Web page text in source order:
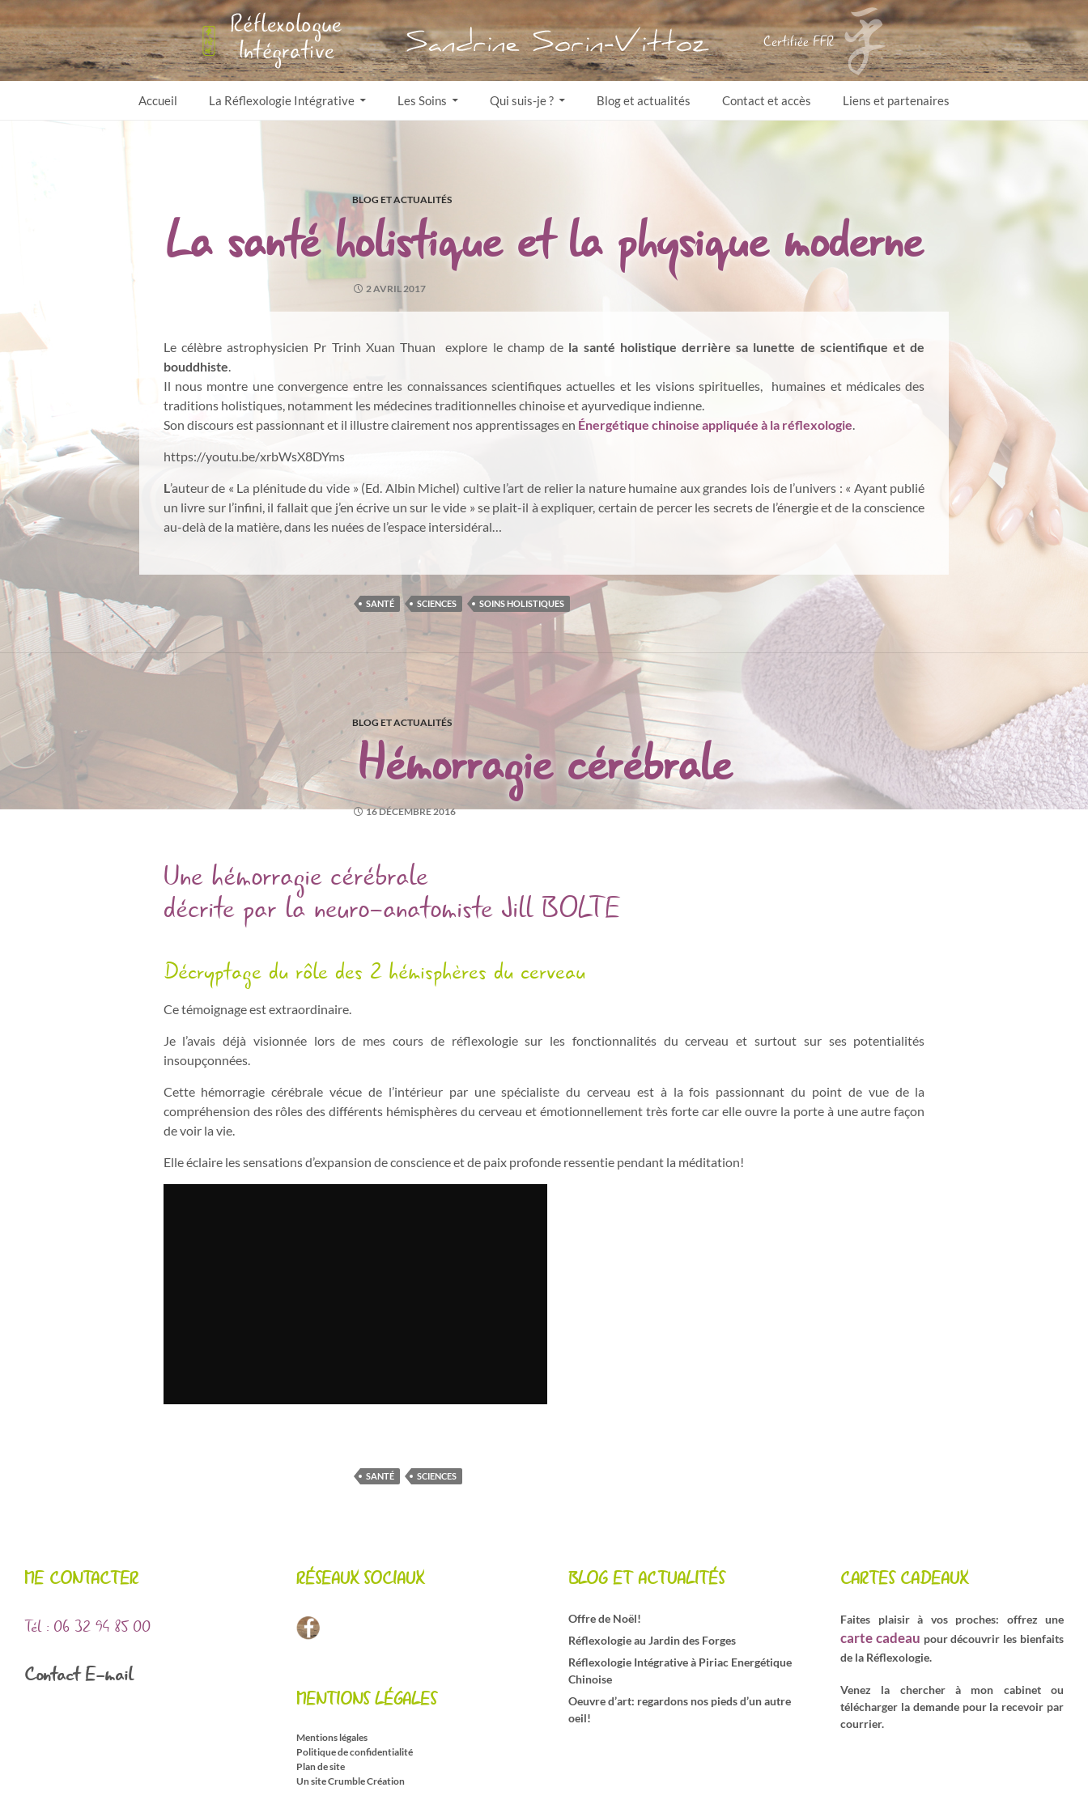
Accueil La Réflexologie Intégrative Les Soins Qui suis-je ? Blog et actualités Contact et accès Liens et partenaires
BLOG ET ACTUALITÉS
La santé holistique et la physique moderne
2 AVRIL 2017
Le célèbre astrophysicien Pr Trinh Xuan Thuan explore le champ de la santé holistique derrière sa lunette de scientifique et de
bouddhiste.
Il nous montre une convergence entre les connaissances scientifiques actuelles et les visions spirituelles, humaines et médicales des
traditions holistiques, notamment les médecines traditionnelles chinoise et ayurvedique indienne.
Son discours est passionnant et il illustre clairement nos apprentissages en Énergétique chinoise appliquée à la réflexologie.
https://youtu.be/xrbWsX8DYms
L’auteur de « La plénitude du vide » (Ed. Albin Michel) cultive l’art de relier la nature humaine aux grandes lois de l’univers : « Ayant publié
un livre sur l’infini, il fallait que j’en écrive un sur le vide » se plait-il à expliquer, certain de percer les secrets de l’énergie et de la conscience
au-delà de la matière, dans les nuées de l’espace intersidéral…
SANTÉ SCIENCES SOINS HOLISTIQUES
BLOG ET ACTUALITÉS
Hémorragie cérébrale
16 DÉCEMBRE 2016
Une hémorragie cérébrale
décrite par la neuro-anatomiste Jill BOLTE
Décryptage du rôle des 2 hémisphères du cerveau
Ce témoignage est extraordinaire.
Je l’avais déjà visionnée lors de mes cours de réflexologie sur les fonctionnalités du cerveau et surtout sur ses potentialités
insoupçonnées.
Cette hémorragie cérébrale vécue de l’intérieur par une spécialiste du cerveau est à la fois passionnant du point de vue de la
compréhension des rôles des différents hémisphères du cerveau et émotionnellement très forte car elle ouvre la porte à une autre façon
de voir la vie.
Elle éclaire les sensations d’expansion de conscience et de paix profonde ressentie pendant la méditation!
SANTÉ SCIENCES
ME CONTACTER
Tél : 06 32 94 85 00
Contact E-mail
RÉSEAUX SOCIAUX BLOG ET ACTUALITÉS
Offre de Noël!
Réflexologie au Jardin des Forges
Réflexologie Intégrative à Piriac Energétique
Chinoise
Oeuvre d’art: regardons nos pieds d’un autre
oeil!
CARTES CADEAUX
Faites plaisir à vos proches: offrez une
carte cadeau pour découvrir les bienfaits
de la Réflexologie.
Venez la chercher à mon cabinet ou
télécharger la demande pour la recevoir par
courrier.
MENTIONS LÉGALES
Mentions légales
Politique de confidentialité
Plan de site
Un site Crumble Création